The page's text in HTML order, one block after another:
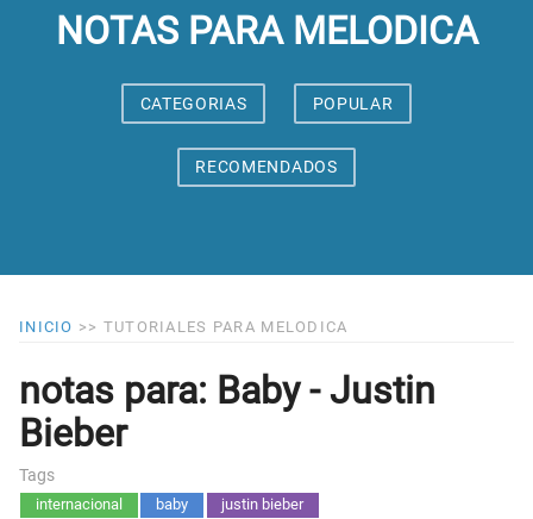
NOTAS PARA MELODICA
CATEGORIAS POPULAR
RECOMENDADOS
INICIO >> TUTORIALES PARA MELODICA
notas para: Baby - Justin
Bieber
Tags
internacional baby justin bieber